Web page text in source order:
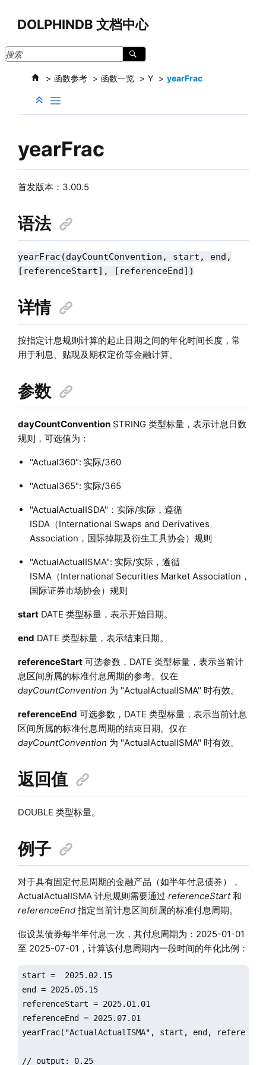
DOLPHINDB 文档中心
函数参考 函数一览 Y yearFrac
yearFrac
首发版本：3.00.5
语法
yearFrac(dayCountConvention, start, end,
[referenceStart], [referenceEnd])
详情
按指定计息规则计算的起止日期之间的年化时间长度，常
用于利息、贴现及期权定价等金融计算。
参数
dayCountConventionSTRING 类型标量，表示计息日数
规则，可选值为：
"Actual360": 实际/360
"Actual365": 实际/365
"ActualActualISDA"：实际/实际，遵循
ISDA（International Swaps and Derivatives
Association，国际掉期及衍生工具协会）规则
"ActualActualISMA": 实际/实际，遵循
ISMA（International Securities Market Association，
国际证券市场协会）规则
startDATE 类型标量，表示开始日期。
end DATE 类型标量，表示结束日期。
referenceStart可选参数，DATE 类型标量，表示当前计
息区间所属的标准付息周期的参考。仅在
dayCountConvention 为 "ActualActualISMA" 时有效。
referenceEnd 可选参数，DATE 类型标量，表示当前计息
区间所属的标准付息周期的结束日期。仅在
dayCountConvention 为 "ActualActualISMA" 时有效。
返回值
DOUBLE 类型标量。
例子
对于具有固定付息周期的金融产品（如半年付息债券），
ActualActualISMA 计息规则需要通过 referenceStart和
referenceEnd指定当前计息区间所属的标准付息周期。
假设某债券每半年付息一次，其付息周期为：2025-01-01
至 2025-07-01，计算该付息周期内一段时间的年化比例：
start =  2025.02.15
end = 2025.05.15
referenceStart = 2025.01.01
referenceEnd = 2025.07.01
yearFrac("ActualActualISMA", start, end,
// output: 0.25